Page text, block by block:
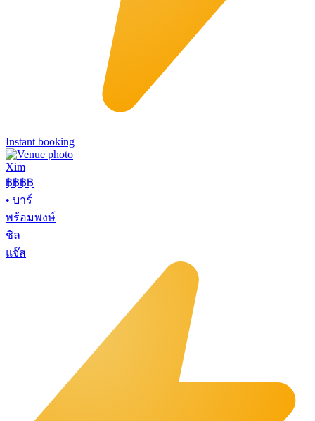
Instant booking
Xim
฿฿฿฿
• บาร์
พร้อมพงษ์
ชิล
แจ๊ส